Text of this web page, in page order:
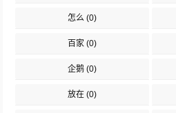
怎么 (0)
百家 (0)
企鹅 (0)
放在 (0)